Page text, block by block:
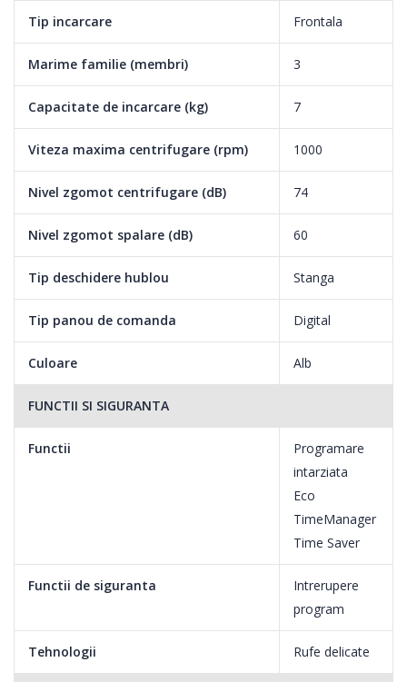
Programe speciale Sport
Cicluri sport special proiectate de Indesit pentru a proteja
intervalul orar cel mai convenabil: dupa selectarea ciclului,
masina de spalat va porni singura la ora programata.
Tip incarcare Frontala
Marime familie (membri) 3
Capacitate de incarcare (kg) 7
Viteza maxima centrifugare (rpm) 1000
Nivel zgomot centrifugare (dB) 74
Nivel zgomot spalare (dB) 60
Tip deschidere hublou Stanga
Tip panou de comanda Digital
Culoare Alb
FUNCTII SI SIGURANTA
Functii
Programare
intarziata
Eco
TimeManager
Time Saver
Functii de siguranta
Intrerupere
program
Tehnologii Rufe delicate